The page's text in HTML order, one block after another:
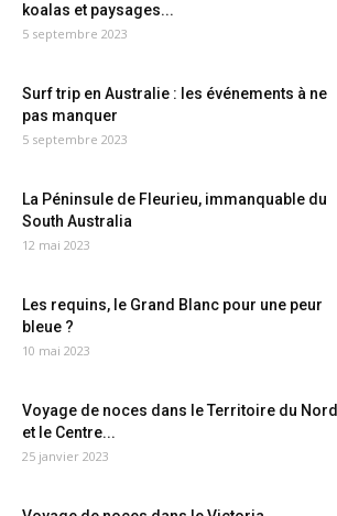
koalas et paysages...
5 septembre 2023
Surf trip en Australie : les événements à ne
pas manquer
5 septembre 2023
La Péninsule de Fleurieu, immanquable du
South Australia
12 mai 2023
Les requins, le Grand Blanc pour une peur
bleue ?
10 mai 2023
Voyage de noces dans le Territoire du Nord
et le Centre...
25 janvier 2023